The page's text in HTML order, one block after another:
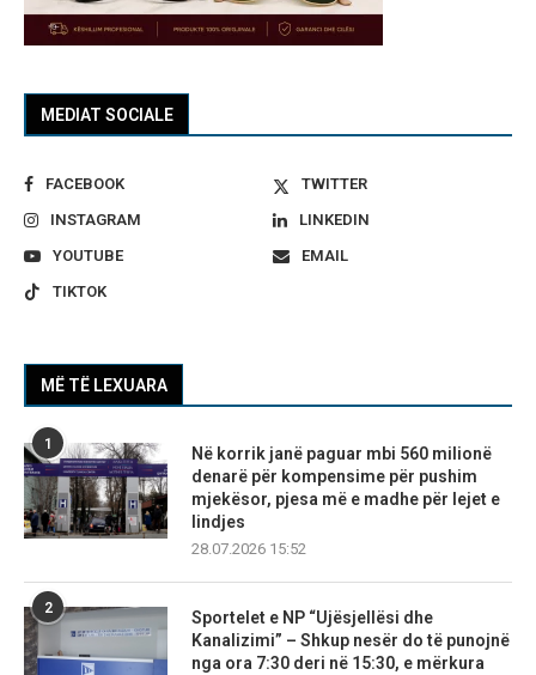
MEDIAT SOCIALE
FACEBOOK
TWITTER
INSTAGRAM
LINKEDIN
YOUTUBE
EMAIL
TIKTOK
MË TË LEXUARA
1
Në korrik janë paguar mbi 560 milionë
denarë për kompensime për pushim
mjekësor, pjesa më e madhe për lejet e
lindjes
28.07.2026 15:52
2
Sportelet e NP “Ujësjellësi dhe
Kanalizimi” – Shkup nesër do të punojnë
nga ora 7:30 deri në 15:30, e mërkura